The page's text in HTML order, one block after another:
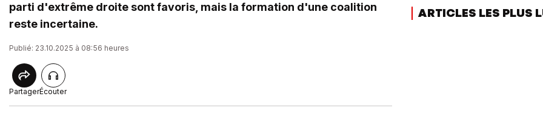
parti d'extrême droite sont favoris, mais la formation d'une coalition
reste incertaine.
Publié: 23.10.2025 à 08:56 heures
PartagerÉcouter
ARTICLES LES PLUS